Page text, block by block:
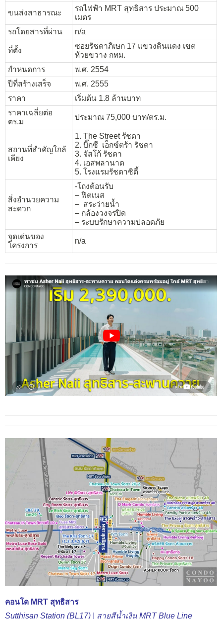
ขนส่งสาธารณะ
รถไฟฟ้า MRT สุทธิสาร ประมาณ 500
เมตร
รถโดยสารที่ผ่าน
n/a
ที่ตั้ง
ซอยรัชดาภิเษก 17 แขวงดินแดง เขต
ห้วยขวาง กทม.
กำหนดการ
พ.ศ. 2554
ปีที่สร้างเสร็จ
พ.ศ. 2555
ราคา
เริ่มต้น 1.8 ล้านบาท
ราคาเฉลี่ยต่อ
ตร.ม
ประมาณ 75,000 บาท/ตร.ม.
สถานที่สำคัญใกล้
เคียง
1. The Street รัชดา
2. บิ๊กซี เอ็กซ์ตร้า รัชดา
3. จัสโก้ รัชดา
4. เอสพลานาด
5. โรงแรมรัชดาซิตี้
สิ่งอำนวยความ
สะดวก
-โถงต้อนรับ
– ฟิตเนส
– สระว่ายน้ำ
– กล้องวงจรปิด
– ระบบรักษาความปลอดภัย
จุดเด่นของ
โครงการ
n/a
คอนโด MRT สุทธิสาร
Sutthisan Station (BL17) | สายสีน้ำเงิน MRT Blue Line